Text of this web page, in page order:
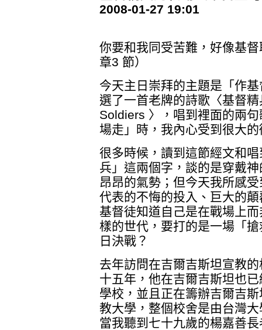
2008-01-27 19:01
你要和我同受苦難，好像基
章3 節）
今天主日崇拜的主題是「作
選了一首老牌的詩歌〈基督
Soldiers 〉，唱到裡面的兩
場走」時，我內心受到很大
很多時候，讀到這節經文和
兵」這兩個字，談的是穿戴
昂昂的氣勢；但今天我所感
代表的不悔的投入、巨大的
基督徒知道自己是在戰場上
樣的世代，要打的是一場「
日決戰？
去年訪問在吉爾吉斯坦宣教
十五年，他在吉爾吉斯坦也
學校，並且正在籌辦吉爾吉
教大學，整個校舍是由台灣
當我聽到七十九歲的楊嘉善